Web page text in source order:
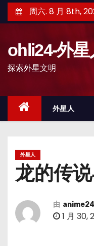
至
周六. 8 月 8th,
ohli24-外星
探索外星文明
外星人
外星人
龙的传
由 anime24
1 月 30,